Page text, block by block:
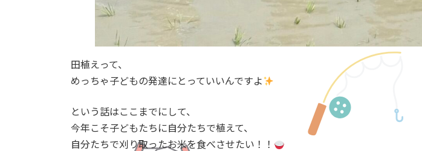
田植えって、
めっちゃ子どもの発達にとっていいんですよ
という話はここまでにして、
今年こそ子どもたちに自分たちで植えて、
自分たちで刈り取ったお米を食べさせたい！！